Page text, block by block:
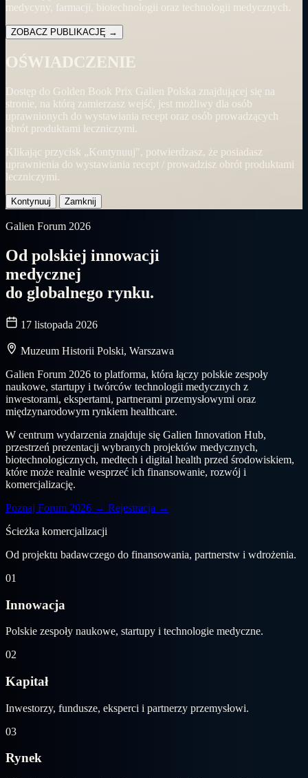
medycyny, farmacji, biotechnologii oraz technologii medycznych.
ZOBACZ PUBLIKACJĘ →
OŚWIADCZENIE
Dostęp do Golden Book Prix Galien Polska znajdującej się na
stronie, na którą zamierzasz wejść, jest możliwy dla osób
uprawnionych do wystawiania recept oraz osób prowadzących
obrót produktami leczniczymi.
Klikając przycisk „Kontynuuj", potwierdzasz, że posiadasz
uprawnienia do wystawiania recept / prowadzisz obrót produktami
leczniczymi.
Kontynuuj Zamknij
Galien Forum 2026
Od polskiej innowacji
medycznej
do globalnego rynku.
17 listopada 2026
Muzeum Historii Polski, Warszawa
Galien Forum 2026 to platforma, która łączy polskie zespoły
naukowe, startupy i twórców technologii medycznych z
inwestorami, ekspertami, partnerami przemysłowymi oraz
międzynarodowym rynkiem healthcare.
W centrum wydarzenia znajduje się Galien Innovation Hub,
przestrzeń prezentacji wybranych projektów medycznych,
biotechnologicznych, medtech i digital health przed środowiskiem,
które może realnie wesprzeć ich finansowanie, rozwój i
komercjalizację.
Poznaj Forum 2026 → Rejestracja →
Ścieżka komercjalizacji
Od projektu badawczego do finansowania, partnerstw i wdrożenia.
01
Innowacja
Polskie zespoły naukowe, startupy i technologie medyczne.
02
Kapitał
Inwestorzy, fundusze, eksperci i partnerzy przemysłowi.
03
Rynek